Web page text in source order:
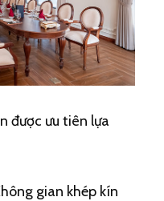
được ưu tiên lựa
gian khép kín